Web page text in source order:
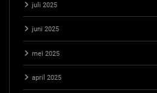
juli 2025
juni 2025
mei 2025
april 2025